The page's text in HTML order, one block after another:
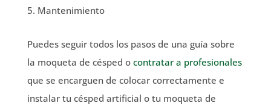
Mantenimiento
Puedes seguir todos los pasos de una guía sobre
la moqueta de césped ocontratar a profesionales
que se encarguen de colocar correctamente e
instalar tu césped artificial o tu moqueta de